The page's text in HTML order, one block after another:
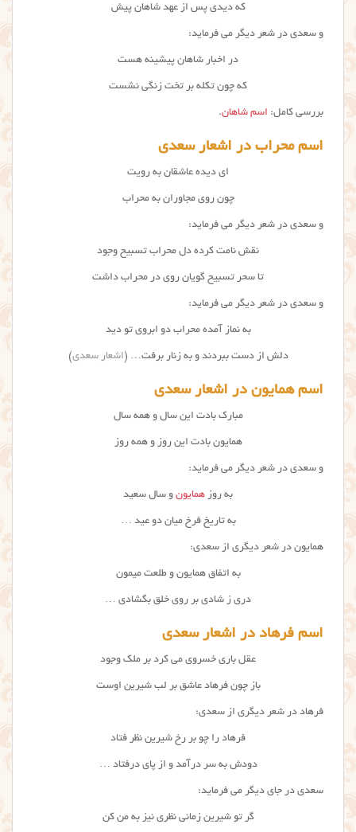
که دیدی پس از عهد شاهان پیش
و سعدی در شعر دیگر می فرماید:
در اخبار شاهان پیشینه هست
که چون تکله بر تخت زنگی نشست
بررسی کامل: اسم شاهان.
اسم محراب در اشعار سعدی
ای دیده عاشقان به رویت
چون روی مجاوران به محراب
و سعدی در شعر دیگر می فرماید:
نقش نامت کرده دل محراب تسبیح وجود
تا سحر تسبیح گویان روی در محراب داشت
و سعدی در شعر دیگر می فرماید:
به نماز آمده محراب دو ابروی تو دید
دلش از دست ببردند و به زنار برفت… ( اشعار سعدی)
اسم همایون در اشعار سعدی
مبارک بادت این سال و همه سال
همایون بادت این روز و همه روز
و سعدی در شعر دیگر می فرماید:
به روز همایون و سال سعید
به تاریخ فرخ میان دو عید …
همایون در شعر دیگری از سعدی:
به اتفاق همایون و طلعت میمون
دری ز شادی بر روی خلق بگشادی …
اسم فرهاد در اشعار سعدی
عقل باری خسروی می کرد بر ملک وجود
باز چون فرهاد عاشق بر لب شیرین اوست
فرهاد در شعر دیگری از سعدی:
فرهاد را چو بر رخ شیرین نظر فتاد
دودش به سر درآمد و از پای درفتاد …
سعدی در جای دیگر می فرماید:
گر تو شیرین زمانی نظری نیز به من کن